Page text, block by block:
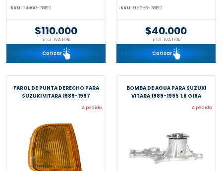
SKU:74400-78E10
$110.000
incl. IVA 19%
Cotizar
SKU: 95653-78E10
$40.000
incl. IVA 19%
Cotizar
FAROL DE PUNTA DERECHO PARA
SUZUKI VITARA 1989-1997
A pedido
BOMBA DE AGUA PARA SUZUKI
VITARA 1989-1995 1.6 G16A
A pedido